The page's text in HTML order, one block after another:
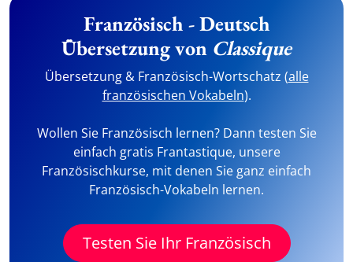
Französisch - Deutsch
Übersetzung von Classique
Übersetzung & Französisch-Wortschatz (alle
französischen Vokabeln).
Wollen Sie Französisch lernen? Dann testen Sie
einfach gratis Frantastique, unsere
Französischkurse, mit denen Sie ganz einfach
Französisch-Vokabeln lernen.
Testen Sie Ihr Französisch